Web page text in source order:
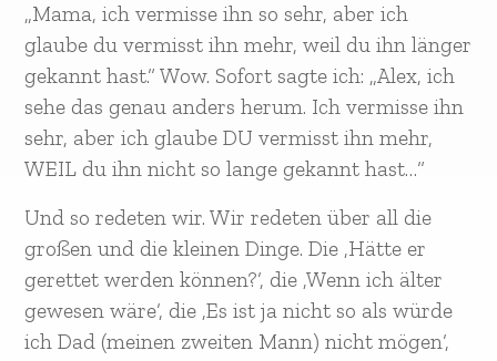
„Mama, ich vermisse ihn so sehr, aber ich
glaube du vermisst ihn mehr, weil du ihn länger
gekannt hast.“ Wow. Sofort sagte ich: „Alex, ich
sehe das genau anders herum. Ich vermisse ihn
sehr, aber ich glaube DU vermisst ihn mehr,
WEIL du ihn nicht so lange gekannt hast…“
Und so redeten wir. Wir redeten über all die
großen und die kleinen Dinge. Die ‚Hätte er
gerettet werden können?‘, die ‚Wenn ich älter
gewesen wäre‘, die ‚Es ist ja nicht so als würde
ich Dad (meinen zweiten Mann) nicht mögen‘,